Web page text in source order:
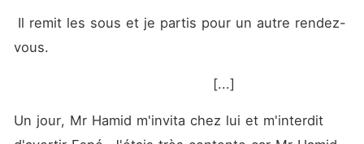
vous.
                                         [...]
Un jour, Mr Hamid m'invita chez lui et m'interdit